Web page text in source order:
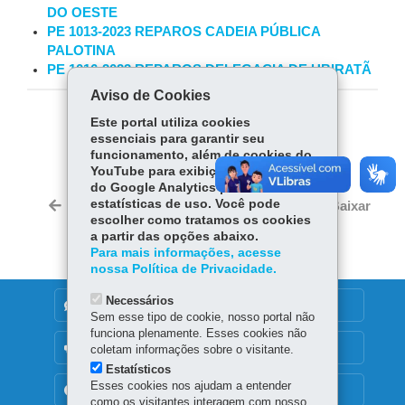
DO OESTE
PE 1013-2023 REPAROS CADEIA PÚBLICA
PALOTINA
PE 1016-2023 REPAROS DELEGACIA DE UBIRATÃ
COMPARTILHE:
Fa
ce
bo
ok
Tw
er
W
ha
ts
Ap
Voltar Início Imprimir Baixar
DENUNCIE CORRUPÇÃO
OUVIDORIA
TRANSPARÊNCIA INSTITUCIONAL
Aviso de Cookies
Este portal utiliza cookies
essenciais para garantir seu
funcionamento, além de cookies do
YouTube para exibição de vídeos e
do Google Analytics para coleta de
estatísticas de uso. Você pode
escolher como tratamos os cookies
a partir das opções abaixo.
Para mais informações, acesse
nossa Política de Privacidade.
Necessários
Sem esse tipo de cookie, nosso portal não
funciona plenamente. Esses cookies não
coletam informações sobre o visitante.
Estatísticos
Esses cookies nos ajudam a entender
como os visitantes interagem com nosso